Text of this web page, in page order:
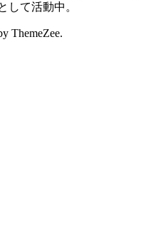
して活動中。
ThemeZee.